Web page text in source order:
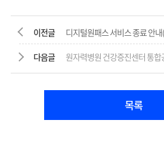
이전글 디지털원패스 서비스 종료 안
다음글 원자력병원 건강증진센터 통합
목록